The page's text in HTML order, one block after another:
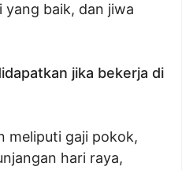
yang baik, dan jiwa
jika bekerja di
meliputi gaji pokok,
hari raya,